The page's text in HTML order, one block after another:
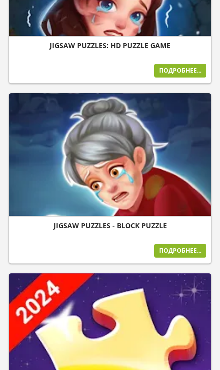
JIGSAW PUZZLES: HD PUZZLE GAME
ПОДРОБНЕЕ...
JIGSAW PUZZLES - BLOCK PUZZLE
ПОДРОБНЕЕ...